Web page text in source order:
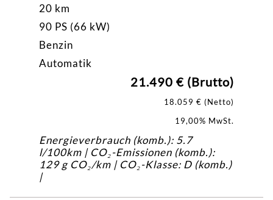
20 km
90 PS (66 kW)
Benzin
Automatik
21.490 € (Brutto)
18.059 € (Netto)
19,00% MwSt.
Energieverbrauch (komb.): 5.7
l/100km | CO₂-Emissionen (komb.):
129 g CO₂/km | CO₂-Klasse: D (komb.)
|